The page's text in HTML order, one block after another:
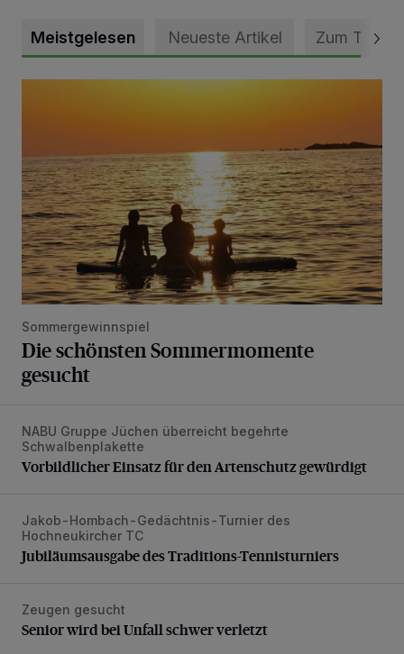
Meistgelesen Neueste Artikel Zum Thema
Die schönsten Sommermomente gesucht
Sommergewinnspiel
Die schönsten Sommermomente
gesucht
Vorbildlicher Einsatz für den Artenschutz gewürdigt
NABU Gruppe Jüchen überreicht begehrte
Schwalbenplakette
Vorbildlicher Einsatz für den Artenschutz gewürdigt
Jubiläumsausgabe des Traditions-Tennisturniers
Jakob-Hombach-Gedächtnis-Turnier des
Hochneukircher TC
Jubiläumsausgabe des Traditions-Tennisturniers
Senior wird bei Unfall schwer verletzt
Zeugen gesucht
Senior wird bei Unfall schwer verletzt